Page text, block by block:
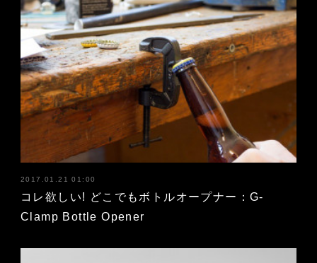
2017.01.21 01:00
コレ欲しい! どこでもボトルオープナー：G-
Clamp Bottle Opener